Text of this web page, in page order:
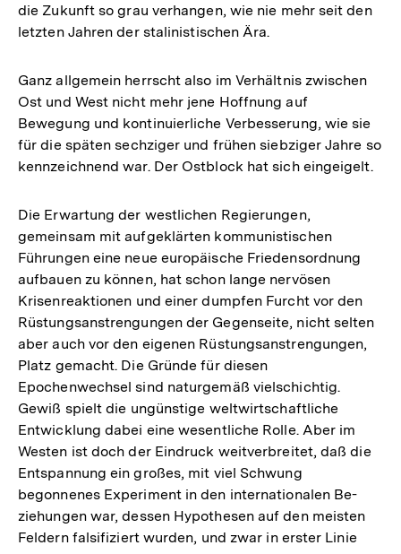
die Zukunft so grau verhangen, wie nie mehr seit den
letzten Jahren der stalinistischen Ära.
Ganz allgemein herrscht also im Verhältnis zwischen
Ost und West nicht mehr jene Hoffnung auf
Bewegung und kontinuierliche Verbesserung, wie sie
für die späten sechziger und frühen siebziger Jahre so
kennzeichnend war. Der Ostblock hat sich eingeigelt.
Die Erwartung der westlichen Regierungen,
gemeinsam mit aufgeklärten kommunistischen
Führungen eine neue europäische Friedensordnung
aufbauen zu können, hat schon lange nervösen
Krisenreaktionen und einer dumpfen Furcht vor den
Rüstungsanstrengungen der Gegenseite, nicht selten
aber auch vor den eigenen Rüstungsanstrengungen,
Platz gemacht. Die Gründe für diesen
Epochenwechsel sind naturgemäß vielschichtig.
Gewiß spielt die ungünstige weltwirtschaftliche
Entwicklung dabei eine wesentliche Rolle. Aber im
Westen ist doch der Eindruck weitverbreitet, daß die
Entspannung ein großes, mit viel Schwung
begonnenes Experiment in den internationalen Be-
ziehungen war, dessen Hypothesen auf den meisten
Feldern falsifiziert wurden, und zwar in erster Linie